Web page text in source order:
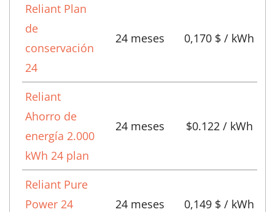
Reliant Plan
de
conservación
24
24 meses 0,170 $ / kWh
Reliant
Ahorro de
energía 2.000
kWh 24 plan
24 meses $0.122 / kWh
Reliant Pure
Power 24
24 meses 0,149 $ / kWh